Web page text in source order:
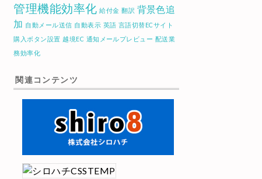
管理機能効率化 給付金 翻訳 背景色追
加 自動メール送信 自動表示 英語 言語切替ECサイト
購入ボタン設置 越境EC 通知メールプレビュー 配送業
務効率化
関連コンテンツ